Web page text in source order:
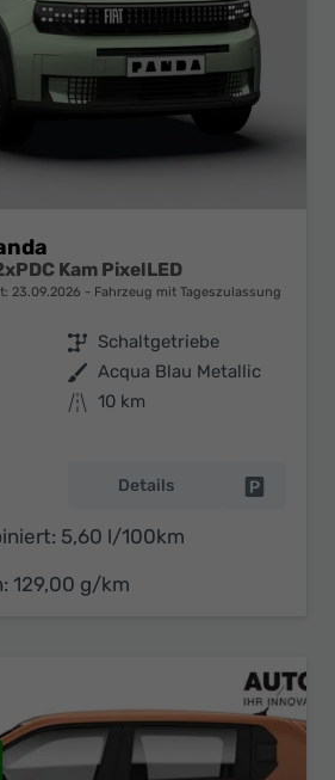
Kam PixelLED
23.09.2026 Fahrzeug mit Tageszulassung
Getriebe Schaltgetriebe
Außenfarbe Acqua Blau Metallic
Kilometerstand 10 km
Details
5,60 l/100km
129,00 g/km